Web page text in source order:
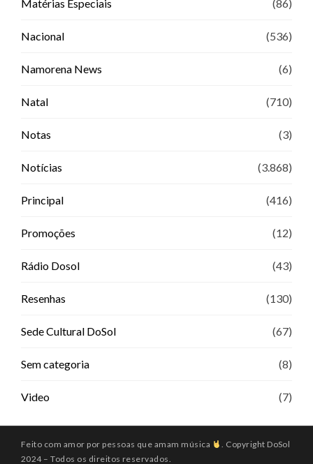
Matérias Especiais (86)
Nacional (536)
Namorena News (6)
Natal (710)
Notas (3)
Notícias (3.868)
Principal (416)
Promoções (12)
Rádio Dosol (43)
Resenhas (130)
Sede Cultural DoSol (67)
Sem categoria (8)
Video (7)
Feito com amor por pessoas que amam música
. Copyright DoSol
2024 – Todos os direitos reservados.